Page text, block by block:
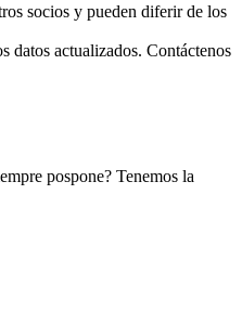
socios y pueden diferir de los
datos actualizados. Contáctenos
pospone? Tenemos la